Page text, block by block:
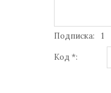
Подписка: 1
Код *: